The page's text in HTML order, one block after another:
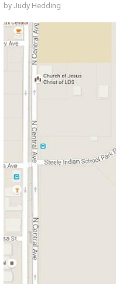
by Judy Hedding